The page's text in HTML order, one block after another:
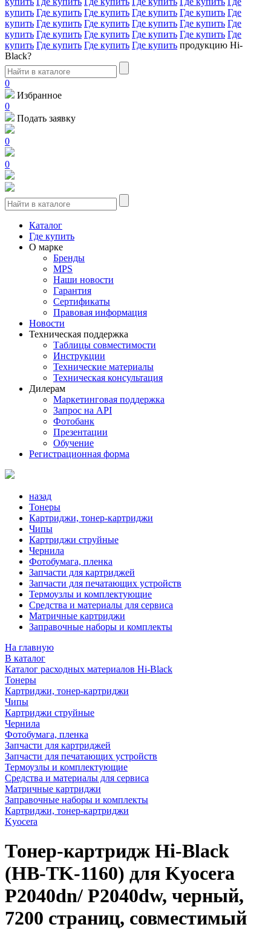
купить Где купить Где купить Где купить Где купить Где
купить Где купить Где купить Где купить Где купить Где
купить Где купить Где купить Где купить Где купить Где
купить Где купить Где купить Где купить продукцию Hi-
Black?
0
Избранное
0
Подать заявку
0
0
Каталог
Где купить
О марке
Бренды
MPS
Наши новости
Гарантия
Сертификаты
Правовая информация
Новости
Техническая поддержка
Таблицы совместимости
Инструкции
Технические материалы
Техническая консультация
Дилерам
Маркетинговая поддержка
Запрос на API
Фотобанк
Презентации
Обучение
Регистрационная форма
назад
Тонеры
Картриджи, тонер-картриджи
Чипы
Картриджи струйные
Чернила
Фотобумага, пленка
Запчасти для картриджей
Запчасти для печатающих устройств
Термоузлы и комплектующие
Средства и материалы для сервиса
Матричные картриджи
Заправочные наборы и комплекты
На главную
В каталог
Каталог расходных материалов Hi-Black
Тонеры
Картриджи, тонер-картриджи
Чипы
Картриджи струйные
Чернила
Фотобумага, пленка
Запчасти для картриджей
Запчасти для печатающих устройств
Термоузлы и комплектующие
Средства и материалы для сервиса
Матричные картриджи
Заправочные наборы и комплекты
Картриджи, тонер-картриджи
Kyocera
Тонер-картридж Hi-Black
(HB-TK-1160) для Kyocera
P2040dn/ P2040dw, черный,
7200 страниц, совместимый